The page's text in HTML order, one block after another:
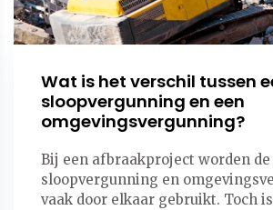
Wat is het verschil tussen
sloopvergunning en een
omgevingsvergunning?
Bij een afbraakproject worden
sloopvergunning en
vaak door elkaar gebruikt. Toch